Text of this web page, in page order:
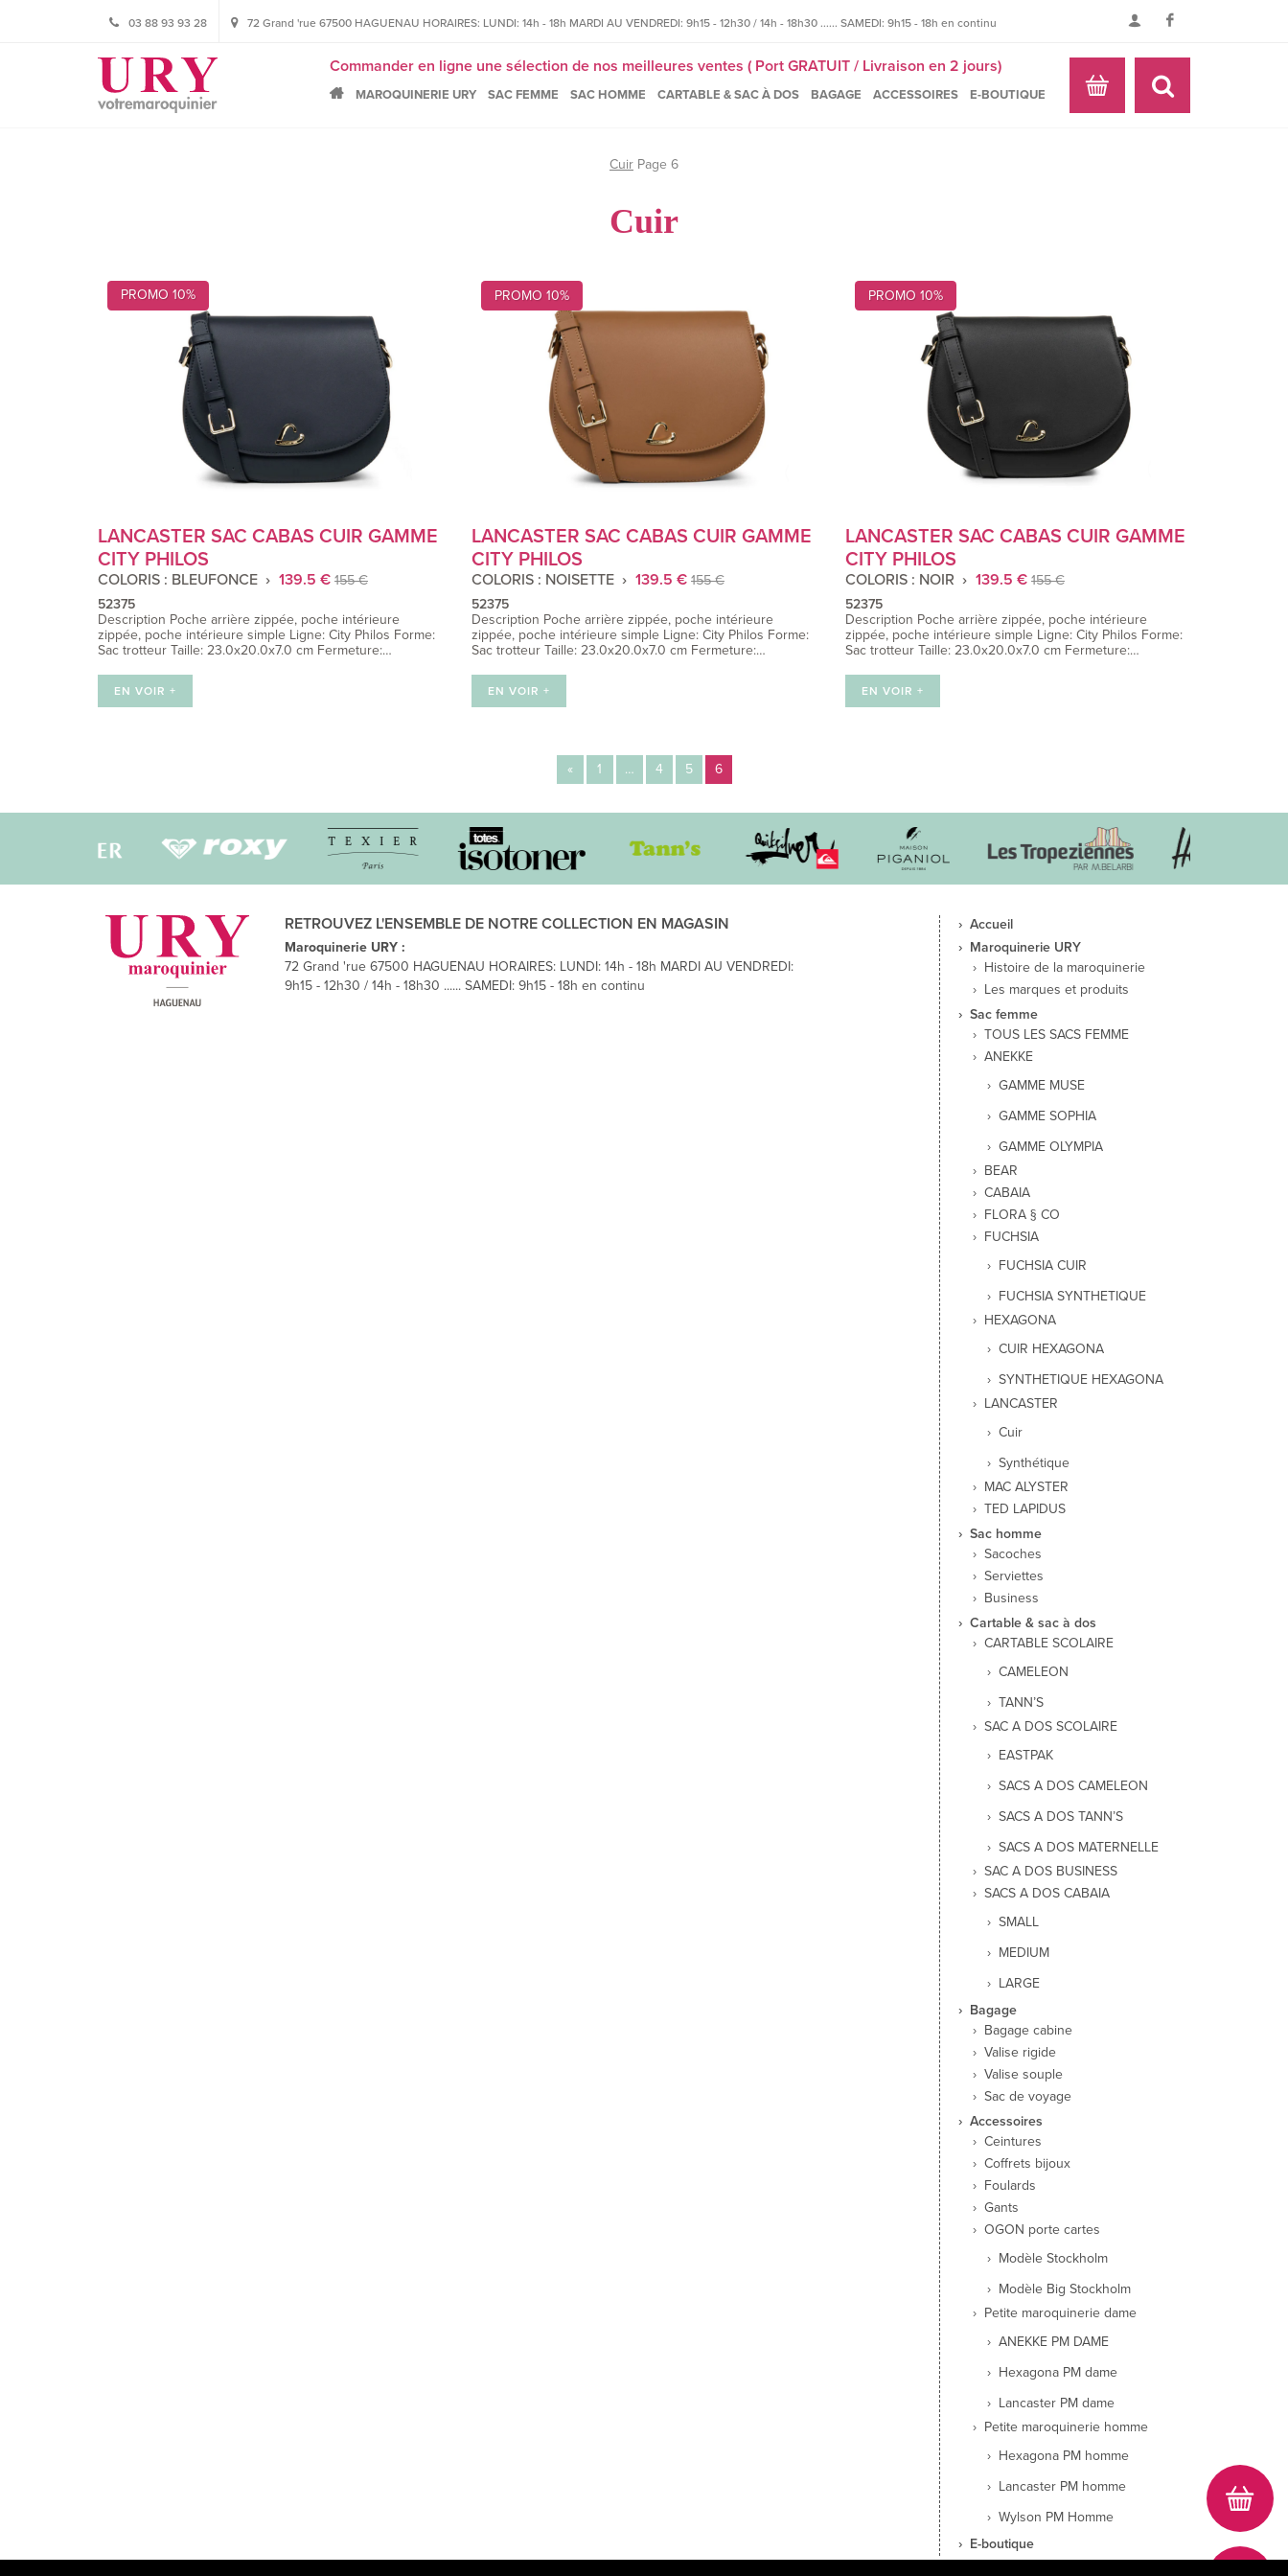
03 88 93 93 28 72 Grand 'rue 67500 HAGUENAU HORAIRES: LUNDI: 14h - 18h MARDI AU VENDREDI: 9h15 - 12h30 / 14h - 18h30 ...... SAMEDI: 9h15 - 18h en continu
Commander en ligne une sélection de nos meilleures ventes ( Port GRATUIT / Livraison en 2 jours)
MAROQUINERIE URY SAC FEMME SAC HOMME CARTABLE & SAC À DOS BAGAGE ACCESSOIRES E-BOUTIQUE
Cuir Page 6
Cuir
PROMO 10%
LANCASTER SAC CABAS CUIR GAMME
CITY PHILOS
COLORIS : BLEUFONCE 139.5 € 155 €
52375
Description Poche arrière zippée, poche intérieure
zippée, poche intérieure simple Ligne: City Philos Forme:
Sac trotteur Taille: 23.0x20.0x7.0 cm Fermeture:…
EN VOIR +
PROMO 10%
LANCASTER SAC CABAS CUIR GAMME
CITY PHILOS
COLORIS : NOISETTE 139.5 € 155 €
52375
Description Poche arrière zippée, poche intérieure
zippée, poche intérieure simple Ligne: City Philos Forme:
Sac trotteur Taille: 23.0x20.0x7.0 cm Fermeture:…
EN VOIR +
PROMO 10%
LANCASTER SAC CABAS CUIR GAMME
CITY PHILOS
COLORIS : NOIR 139.5 € 155 €
52375
Description Poche arrière zippée, poche intérieure
zippée, poche intérieure simple Ligne: City Philos Forme:
Sac trotteur Taille: 23.0x20.0x7.0 cm Fermeture:…
EN VOIR +
« 1 … 4 5 6
RETROUVEZ L'ENSEMBLE DE NOTRE COLLECTION EN MAGASIN
Maroquinerie URY :
72 Grand 'rue 67500 HAGUENAU HORAIRES: LUNDI: 14h - 18h MARDI AU VENDREDI:
9h15 - 12h30 / 14h - 18h30 ...... SAMEDI: 9h15 - 18h en continu
Accueil
Maroquinerie URY
Histoire de la maroquinerie
Les marques et produits
Sac femme
TOUS LES SACS FEMME
ANEKKE
GAMME MUSE
GAMME SOPHIA
GAMME OLYMPIA
BEAR
CABAIA
FLORA § CO
FUCHSIA
FUCHSIA CUIR
FUCHSIA SYNTHETIQUE
HEXAGONA
CUIR HEXAGONA
SYNTHETIQUE HEXAGONA
LANCASTER
Cuir
Synthétique
MAC ALYSTER
TED LAPIDUS
Sac homme
Sacoches
Serviettes
Business
Cartable & sac à dos
CARTABLE SCOLAIRE
CAMELEON
TANN’S
SAC A DOS SCOLAIRE
EASTPAK
SACS A DOS CAMELEON
SACS A DOS TANN’S
SACS A DOS MATERNELLE
SAC A DOS BUSINESS
SACS A DOS CABAIA
SMALL
MEDIUM
LARGE
Bagage
Bagage cabine
Valise rigide
Valise souple
Sac de voyage
Accessoires
Ceintures
Coffrets bijoux
Foulards
Gants
OGON porte cartes
Modèle Stockholm
Modèle Big Stockholm
Petite maroquinerie dame
ANEKKE PM DAME
Hexagona PM dame
Lancaster PM dame
Petite maroquinerie homme
Hexagona PM homme
Lancaster PM homme
Wylson PM Homme
E-boutique